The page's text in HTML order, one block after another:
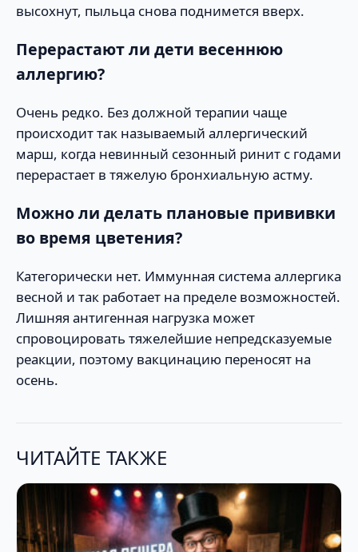
высохнут, пыльца снова поднимется вверх.
Перерастают ли дети весеннюю
аллергию?
Очень редко. Без должной терапии чаще
происходит так называемый аллергический
марш, когда невинный сезонный ринит с годами
перерастает в тяжелую бронхиальную астму.
Можно ли делать плановые прививки
во время цветения?
Категорически нет. Иммунная система аллергика
весной и так работает на пределе возможностей.
Лишняя антигенная нагрузка может
спровоцировать тяжелейшие непредсказуемые
реакции, поэтому вакцинацию переносят на
осень.
ЧИТАЙТЕ ТАКЖЕ